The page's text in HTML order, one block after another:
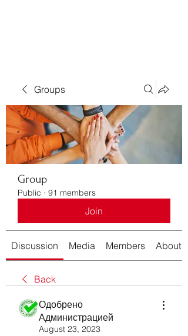
Groups
Group
Public · 91 members
Join
Discussion Media Members About
Back
Одобрено
Администрацией
August 23, 2023